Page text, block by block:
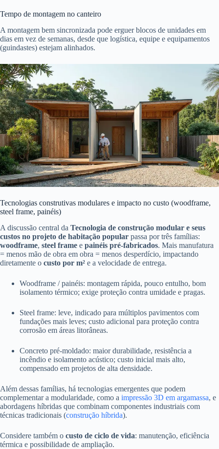
Tempo de montagem no canteiro
A montagem bem sincronizada pode erguer blocos de unidades em
dias em vez de semanas, desde que logística, equipe e equipamentos
(guindastes) estejam alinhados.
Tecnologias construtivas modulares e impacto no custo (woodframe,
steel frame, painéis)
A discussão central da Tecnologia de construção modular e seus
custos no projeto de habitação popular passa por três famílias:
woodframe, steel frame e painéis pré-fabricados. Mais manufatura
= menos mão de obra em obra = menos desperdício, impactando
diretamente o custo por m² e a velocidade de entrega.
Woodframe / painéis: montagem rápida, pouco entulho, bom
isolamento térmico; exige proteção contra umidade e pragas.
Steel frame: leve, indicado para múltiplos pavimentos com
fundações mais leves; custo adicional para proteção contra
corrosão em áreas litorâneas.
Concreto pré-moldado: maior durabilidade, resistência a
incêndio e isolamento acústico; custo inicial mais alto,
compensado em projetos de alta densidade.
Além dessas famílias, há tecnologias emergentes que podem
complementar a modularidade, como a impressão 3D em argamassa, e
abordagens híbridas que combinam componentes industriais com
técnicas tradicionais (construção híbrida).
Considere também o custo de ciclo de vida: manutenção, eficiência
térmica e possibilidade de ampliação.